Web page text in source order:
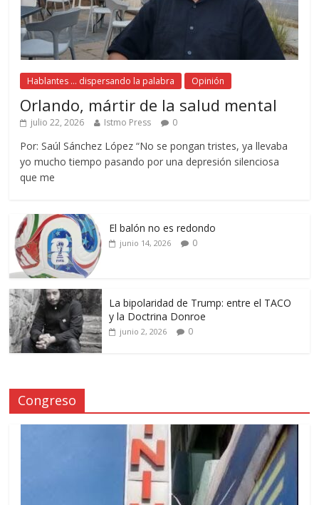
Hablantes ... dispersando la palabra Opinión
Orlando, mártir de la salud mental
julio 22, 2026 Istmo Press 0
Por: Saúl Sánchez López “No se pongan tristes, ya llevaba
yo mucho tiempo pasando por una depresión silenciosa
que me
El balón no es redondo
junio 14, 2026 0
La bipolaridad de Trump: entre el TACO
y la Doctrina Donroe
junio 2, 2026 0
Congreso